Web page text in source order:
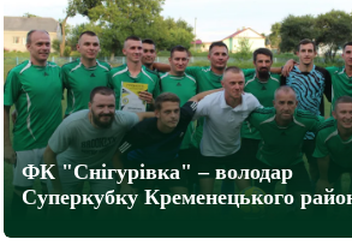
ФК "Снігурівка" – володар
Суперкубку Кременецького